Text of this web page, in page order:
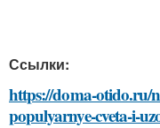
Ссылки:
https://doma-otido.ru/
populyarnye-cveta-i-